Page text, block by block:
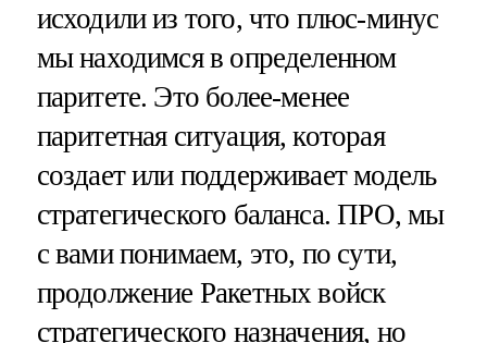
исходили из того, что плюс-минус
мы находимся в определенном
паритете. Это более-менее
паритетная ситуация, которая
создает или поддерживает модель
стратегического баланса. ПРО, мы
с вами понимаем, это, по сути,
продолжение Ракетных войск
стратегического назначения, но